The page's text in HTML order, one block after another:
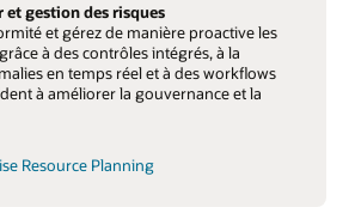
gestion des risques
et gérez de manière proactive les
à des contrôles intégrés, à la
en temps réel et à des workflows
à améliorer la gouvernance et la
Resource Planning